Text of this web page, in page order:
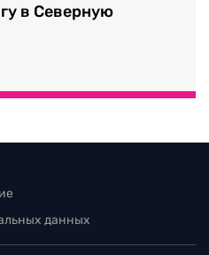
в Северную
данных